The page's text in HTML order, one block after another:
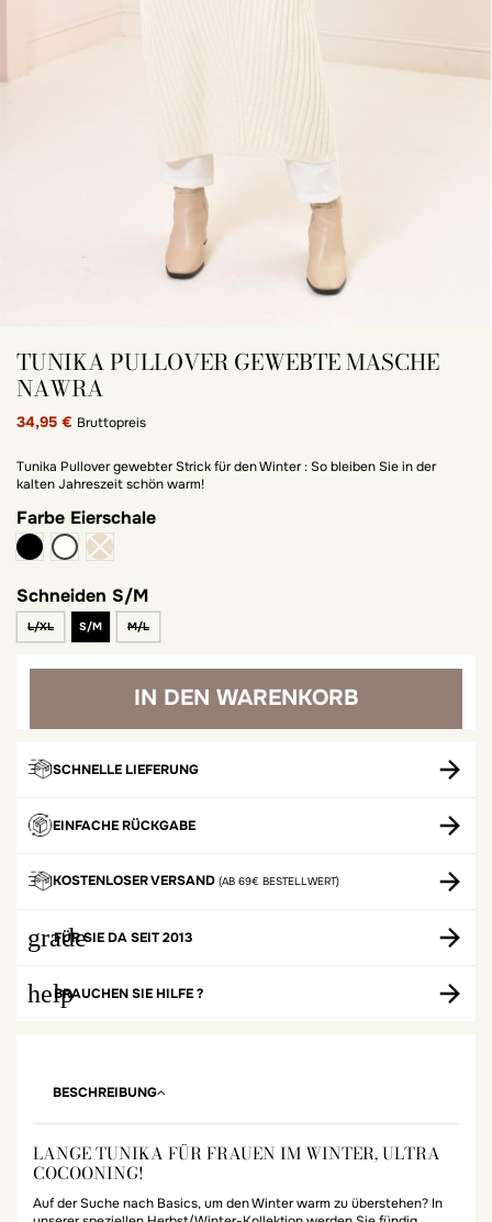
TUNIKA PULLOVER GEWEBTE MASCHE
NAWRA
34,95 € Bruttopreis
Tunika Pullover gewebter Strick für den Winter : So bleiben Sie in der
kalten Jahreszeit schön warm!
Farbe Eierschale
schwarzEierschale
Schneiden S/M
L/XL S/M M/L
IN DEN WARENKORB
SCHNELLE LIEFERUNG
EINFACHE RÜCKGABE
KOSTENLOSER VERSAND (AB 69€ BESTELLWERT)
grade
FÜR SIE DA SEIT 2013
helpBRAUCHEN SIE HILFE ?
BESCHREIBUNG
LANGE TUNIKA FÜR FRAUEN IM WINTER, ULTRA
COCOONING!
Auf der Suche nach Basics, um den Winter warm zu überstehen? In